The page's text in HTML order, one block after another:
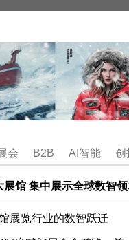
会 B2B AI智能 创
展览行业的数智跃迁